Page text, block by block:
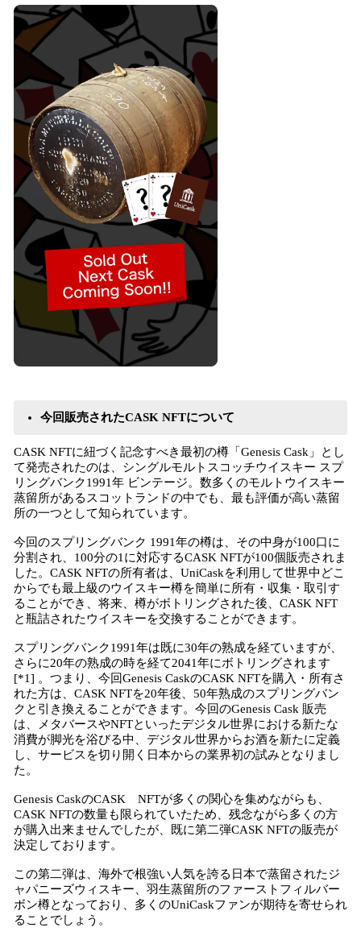
込
み
中
で
す
今回販売されたCASK NFTについて
CASK NFTに紐づく記念すべき最初の樽「Genesis Cask」とし
て発売されたのは、シングルモルトスコッチウイスキー スプ
リングバンク1991年 ビンテージ。数多くのモルトウイスキー
蒸留所があるスコットランドの中でも、最も評価が高い蒸留
所の一つとして知られています。
今回のスプリングバンク 1991年の樽は、その中身が100口に
分割され、100分の1に対応するCASK NFTが100個販売されま
した。CASK NFTの所有者は、UniCaskを利用して世界中どこ
からでも最上級のウイスキー樽を簡単に所有・収集・取引す
ることができ、将来、樽がボトリングされた後、CASK NFT
と瓶詰されたウイスキーを交換することができます。
スプリングバンク1991年は既に30年の熟成を経ていますが、
さらに20年の熟成の時を経て2041年にボトリングされます
[*1] 。つまり、今回Genesis CaskのCASK NFTを購入・所有さ
れた方は、CASK NFTを20年後、50年熟成のスプリングバン
クと引き換えることができます。今回のGenesis Cask 販売
は、メタバースやNFTといったデジタル世界における新たな
消費が脚光を浴びる中、デジタル世界からお酒を新たに定義
し、サービスを切り開く日本からの業界初の試みとなりまし
た。
Genesis CaskのCASK NFTが多くの関心を集めながらも、
CASK NFTの数量も限られていたため、残念ながら多くの方
が購入出来ませんでしたが、既に第二弾CASK NFTの販売が
決定しております。
この第二弾は、海外で根強い人気を誇る日本で蒸留されたジ
ャパニーズウィスキー、羽生蒸留所のファーストフィルバー
ボン樽となっており、多くのUniCaskファンが期待を寄せられ
ることでしょう。